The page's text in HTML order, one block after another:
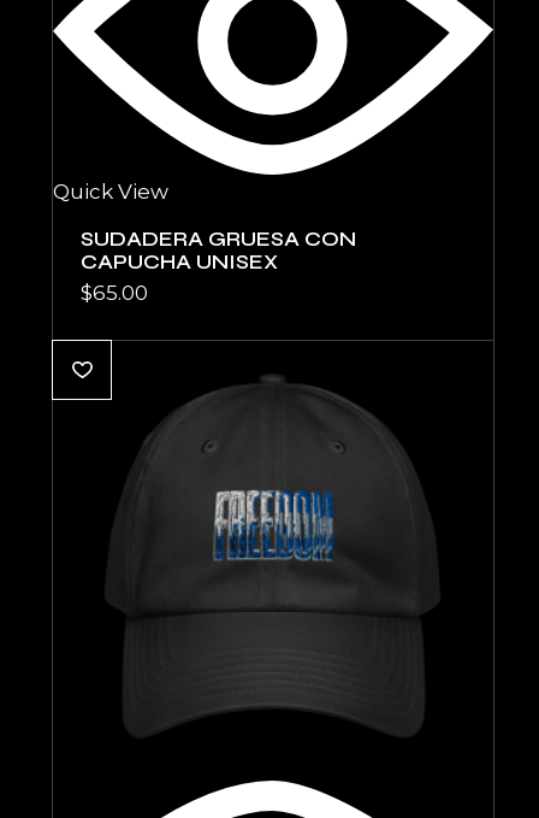
Quick View
SUDADERA GRUESA CON
CAPUCHA UNISEX
$65.00